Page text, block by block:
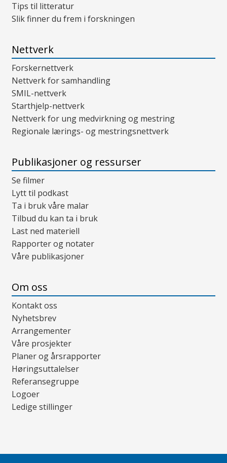
Tips til litteratur
Slik finner du frem i forskningen
Nettverk
Forskernettverk
Nettverk for samhandling
SMIL-nettverk
Starthjelp-nettverk
Nettverk for ung medvirkning og mestring
Regionale lærings- og mestringsnettverk
Publikasjoner og ressurser
Se filmer
Lytt til podkast
Ta i bruk våre malar
Tilbud du kan ta i bruk
Last ned materiell
Rapporter og notater
Våre publikasjoner
Om oss
Kontakt oss
Nyhetsbrev
Arrangementer
Våre prosjekter
Planer og årsrapporter
Høringsuttalelser
Referansegruppe
Logoer
Ledige stillinger